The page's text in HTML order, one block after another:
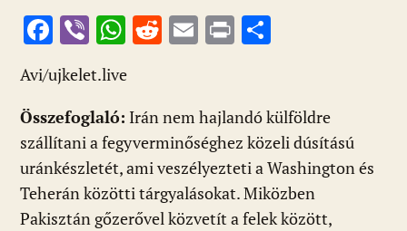
F
ac
e
b
o
o
k
Vi
b
er
W
at
s
A
p
p
R
di
t
E
l
Pr
m
e
g
Avi/ujkelet.live
Összefoglaló: Irán nem hajlandó külföldre
szállítani a fegyverminőséghez közeli dúsítású
uránkészletét, ami veszélyezteti a Washington és
Teherán közötti tárgyalásokat. Miközben
Pakisztán gőzerővel közvetít a felek között,